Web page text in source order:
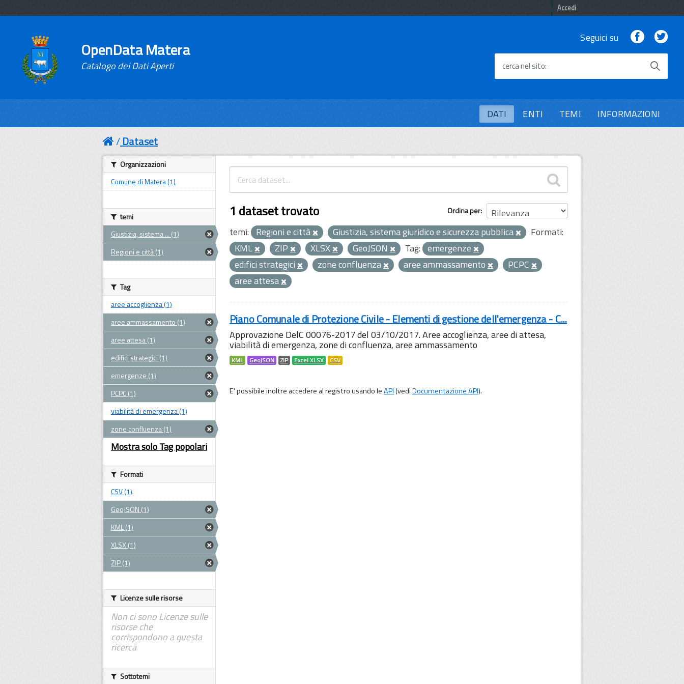
Accedi
OpenData Matera
Catalogo dei Dati Aperti
Seguici su Facebook
cerca nel sito
DATI ENTI TEMI INFORMAZIONI
Dataset
Ordina per
1 dataset trovato
temi: Regioni e città Giustizia, sistema giuridico e sicurezza pubblica
Formati:
KML
ZIP XLSX GeoJSON Tag: emergenze
edifici strategici
zone confluenza aree ammassamento
PCPC
aree attesa
Piano Comunale di Protezione Civile - Elementi di gestione dell'emergenza - C...
Approvazione DelC 00076-2017 del 03/10/2017. Aree accoglienza, aree di attesa,
viabilità di emergenza, zone di confluenza, aree ammassamento
KML GeoJSON ZIP Excel XLSX CSV
E' possibile inoltre accedere al registro usando leAPI(vediDocumentazione API).
Organizzazioni
Comune di Matera (1)
temi
Giustizia, sistema ... (1)
Regioni e città (1)
Tag
aree accoglienza (1)
aree ammassamento (1)
aree attesa (1)
edifici strategici (1)
emergenze (1)
PCPC (1)
viabilità di emergenza (1)
zone confluenza (1)
Mostra solo Tag popolari
Formati
CSV (1)
GeoJSON (1)
KML (1)
XLSX (1)
ZIP (1)
Licenze sulle risorse
Non ci sono Licenze sulle
risorse che
corrispondono a questa
ricerca
Sottotemi